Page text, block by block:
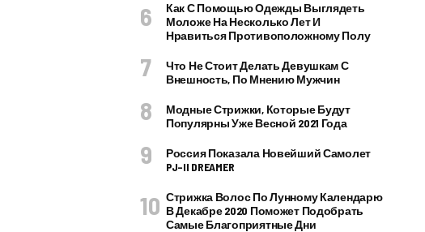
Как С Помощью Одежды Выглядеть
Моложе На Несколько Лет И
Нравиться Противоположному Полу
Что Не Стоит Делать Девушкам С
Внешность, По Мнению Мужчин
Модные Стрижки, Которые Будут
Популярны Уже Весной 2021 Года
Россия Показала Новейший Самолет
PJ–II DREAMER
Стрижка Волос По Лунному Календарю
В Декабре 2020 Поможет Подобрать
Самые Благоприятные Дни